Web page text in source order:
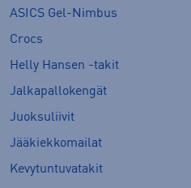
ASICS Gel-Nimbus
Crocs
Helly Hansen -takit
Jalkapallokengät
Juoksuliivit
Jääkiekkomailat
Kevytuntuvatakit